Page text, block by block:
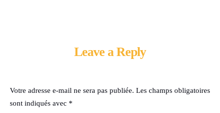
Leave a Reply
Votre adresse e-mail ne sera pas publiée. Les champs obligatoires
sont indiqués avec *